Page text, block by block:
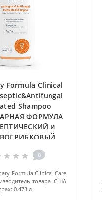
Formula Clinical
Shampoo
ФОРМУЛА
и
бензетония и
0.473 л
0
Formula Clinical Care
товара: США
0.473 л